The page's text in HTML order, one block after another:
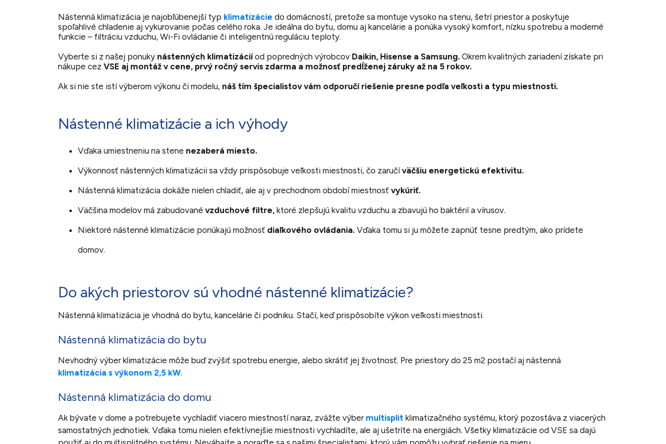
Nástenná klimatizácia je najobľúbenejší typ klimatizácie do domácností, pretože sa montuje vysoko na stenu, šetrí priestor a poskytuje
spoľahlivé chladenie aj vykurovanie počas celého roka. Je ideálna do bytu, domu aj kancelárie a ponúka vysoký komfort, nízku spotrebu a moderné
funkcie – filtráciu vzduchu, Wi-Fi ovládanie či inteligentnú reguláciu teploty.
Vyberte si z našej ponuky nástenných klimatizáciíod popredných výrobcov Daikin, Hisense a Samsung. Okrem kvalitných zariadení získate pri
nákupe cez VSE aj montáž v cene, prvý ročný servis zdarma a možnosť predĺženej záruky až na 5 rokov.
Ak si nie ste istí výberom výkonu či modelu, náš tím špecialistov vám odporučí riešenie presne podľa veľkosti a typu miestnosti.
Nástenné klimatizácie a ich výhody
Vďaka umiestneniu na stene nezaberá miesto.
Výkonnosť nástenných klimatizácii sa vždy prispôsobuje veľkosti miestnosti, čo zaručíväčšiu energetickú efektivitu.
Nástenná klimatizácia dokáže nielen chladiť, ale aj v prechodnom období miestnosť vykúriť.
Väčšina modelov má zabudované vzduchové filtre, ktoré zlepšujú kvalitu vzduchu a zbavujú ho baktérií a vírusov.
Niektoré nástenné klimatizácie ponúkajú možnosť diaľkového ovládania. Vďaka tomu si ju môžete zapnúť tesne predtým, ako prídete
domov.
Do akých priestorov sú vhodné nástenné klimatizácie?
Nástenná klimatizácia je vhodná do bytu, kancelárie či podniku. Stačí, keď prispôsobíte výkon veľkosti miestnosti.
Nástenná klimatizácia do bytu
Nevhodný výber klimatizácie môže buď zvýšiť spotrebu energie, alebo skrátiť jej životnosť. Pre priestory do 25 m2 postačí aj nástenná
klimatizácia s výkonom 2,5 kW.
Nástenná klimatizácia do domu
Ak bývate v dome a potrebujete vychladiť viacero miestností naraz, zvážte výber multisplit klimatizačného systému, ktorý pozostáva z viacerých
samostatných jednotiek. Vďaka tomu nielen efektívnejšie miestnosti vychladíte, ale aj ušetríte na energiách. Všetky klimatizácie od VSE sa dajú